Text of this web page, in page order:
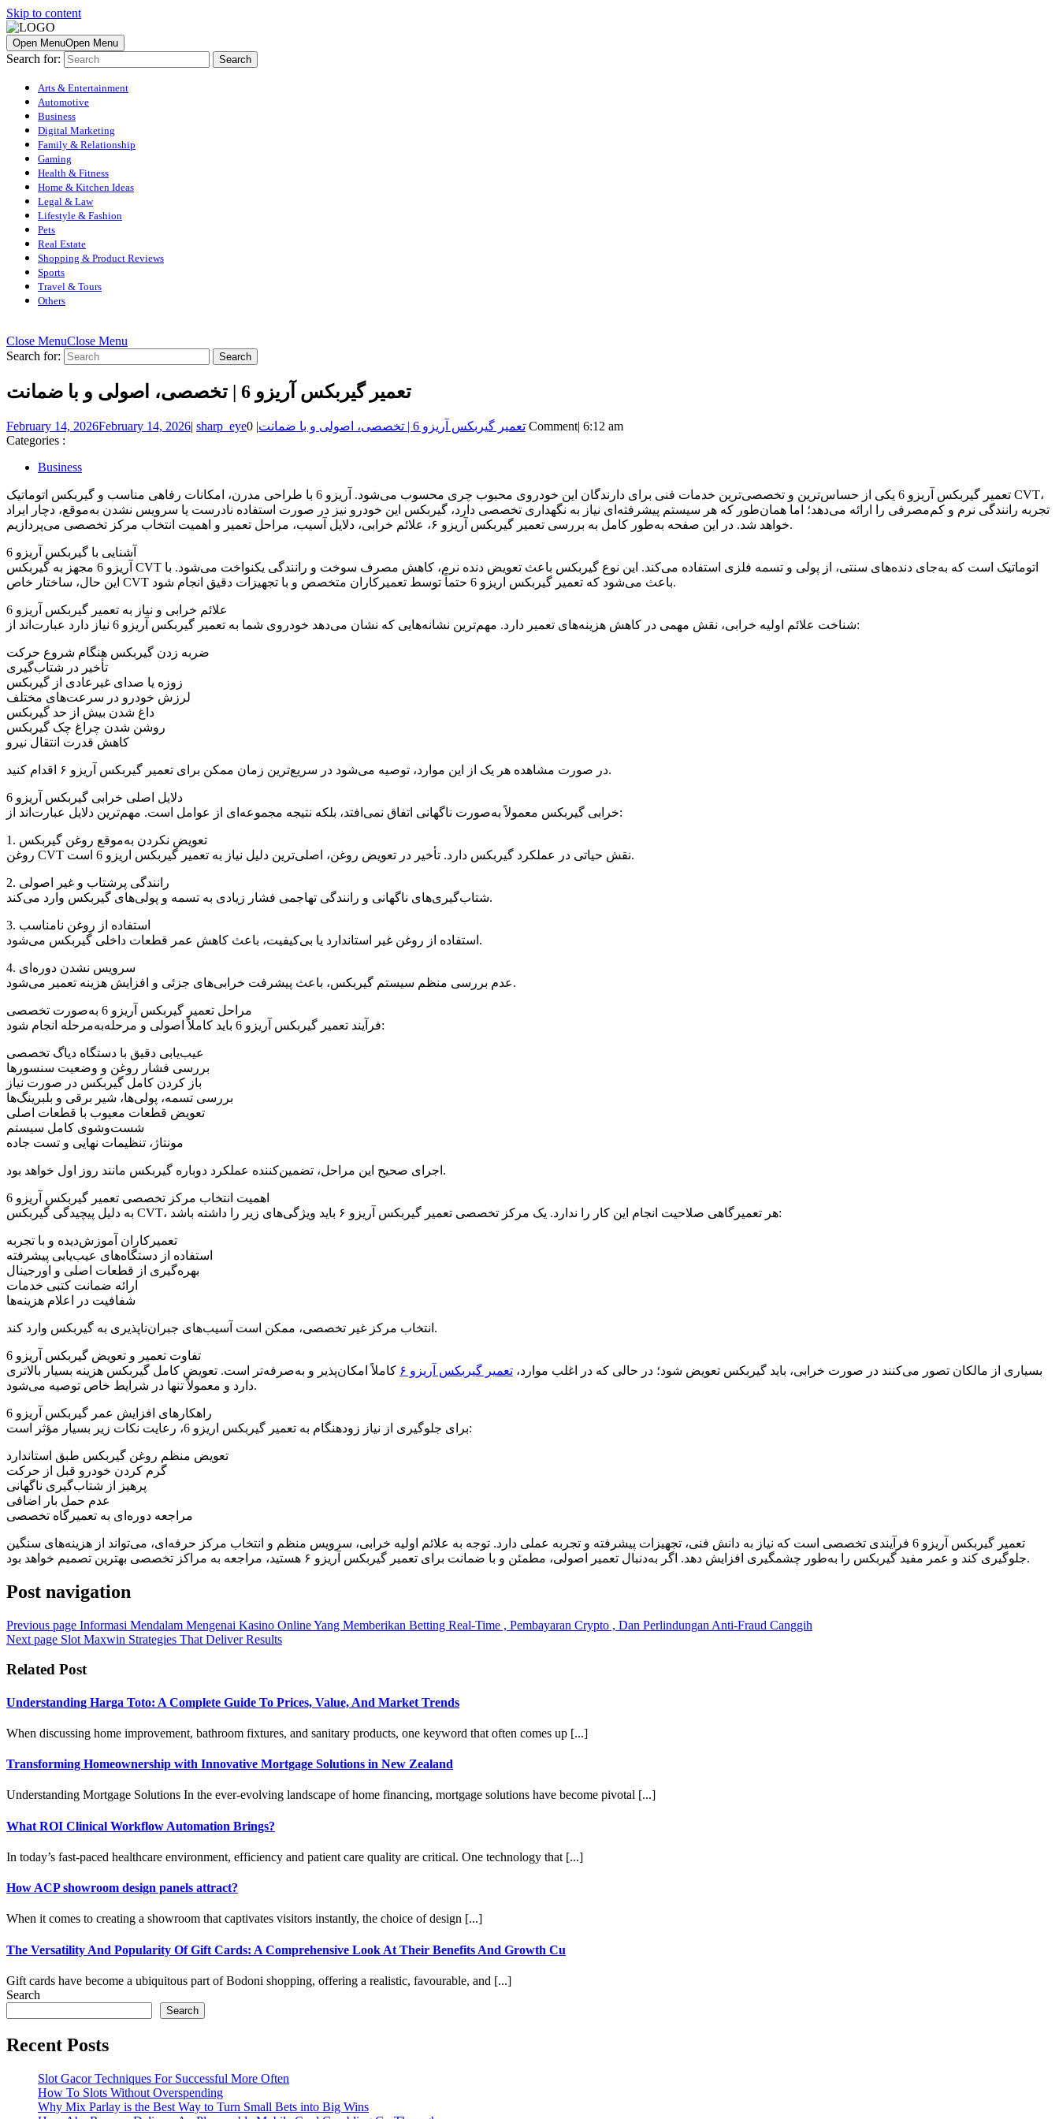
Skip to content
Open MenuOpen Menu
Search for:
Arts & Entertainment
Automotive
Business
Digital Marketing
Family & Relationship
Gaming
Health & Fitness
Home & Kitchen Ideas
Legal & Law
Lifestyle & Fashion
Pets
Real Estate
Shopping & Product Reviews
Sports
Travel & Tours
Others
Close MenuClose Menu
Search for:
تعمیر گیربکس آریزو 6 | تخصصی، اصولی و با ضمانت
February 14, 2026February 14, 2026| sharp_eye تعمیر گیربکس آریزو 6 | تخصصی، اصولی و با ضمانت | 0 Comment| 6:12 am
Categories :
Business
تعمیر گیربکس آریزو 6 یکی از حساس‌ترین و تخصصی‌ترین خدمات فنی برای دارندگان این خودروی محبوب چری محسوب می‌شود. آریزو 6 با طراحی مدرن، امکانات رفاهی مناسب و گیربکس اتوماتیک CVT،
تجربه رانندگی نرم و کم‌مصرفی را ارائه می‌دهد؛ اما همان‌طور که هر سیستم پیشرفته‌ای نیاز به نگهداری تخصصی دارد، گیربکس این خودرو نیز در صورت استفاده نادرست یا سرویس نشدن به‌موقع، دچار ایراد
خواهد شد. در این صفحه به‌طور کامل به بررسی تعمیر گیربکس آریزو ۶، علائم خرابی، دلایل آسیب، مراحل تعمیر و اهمیت انتخاب مرکز تخصصی می‌پردازیم.
آشنایی با گیربکس آریزو 6
آریزو 6 مجهز به گیربکس CVT اتوماتیک است که به‌جای دنده‌های سنتی، از پولی و تسمه فلزی استفاده می‌کند. این نوع گیربکس باعث تعویض دنده نرم، کاهش مصرف سوخت و رانندگی یکنواخت می‌شود. با
این حال، ساختار خاص CVT باعث می‌شود که تعمیر گیربکس اریزو 6 حتماً توسط تعمیرکاران متخصص و با تجهیزات دقیق انجام شود.
علائم خرابی و نیاز به تعمیر گیربکس آریزو 6
شناخت علائم اولیه خرابی، نقش مهمی در کاهش هزینه‌های تعمیر دارد. مهم‌ترین نشانه‌هایی که نشان می‌دهد خودروی شما به تعمیر گیربکس آریزو 6 نیاز دارد عبارت‌اند از:
ضربه زدن گیربکس هنگام شروع حرکت
تأخیر در شتاب‌گیری
زوزه یا صدای غیرعادی از گیربکس
لرزش خودرو در سرعت‌های مختلف
داغ شدن بیش از حد گیربکس
روشن شدن چراغ چک گیربکس
کاهش قدرت انتقال نیرو
در صورت مشاهده هر یک از این موارد، توصیه می‌شود در سریع‌ترین زمان ممکن برای تعمیر گیربکس آریزو ۶ اقدام کنید.
دلایل اصلی خرابی گیربکس آریزو 6
خرابی گیربکس معمولاً به‌صورت ناگهانی اتفاق نمی‌افتد، بلکه نتیجه مجموعه‌ای از عوامل است. مهم‌ترین دلایل عبارت‌اند از:
1. تعویض نکردن به‌موقع روغن گیربکس
روغن CVT نقش حیاتی در عملکرد گیربکس دارد. تأخیر در تعویض روغن، اصلی‌ترین دلیل نیاز به تعمیر گیربکس اریزو 6 است.
2. رانندگی پرشتاب و غیر اصولی
شتاب‌گیری‌های ناگهانی و رانندگی تهاجمی فشار زیادی به تسمه و پولی‌های گیربکس وارد می‌کند.
3. استفاده از روغن نامناسب
استفاده از روغن غیر استاندارد یا بی‌کیفیت، باعث کاهش عمر قطعات داخلی گیربکس می‌شود.
4. سرویس نشدن دوره‌ای
عدم بررسی منظم سیستم گیربکس، باعث پیشرفت خرابی‌های جزئی و افزایش هزینه تعمیر می‌شود.
مراحل تعمیر گیربکس آریزو 6 به‌صورت تخصصی
فرآیند تعمیر گیربکس آریزو 6 باید کاملاً اصولی و مرحله‌به‌مرحله انجام شود:
عیب‌یابی دقیق با دستگاه دیاگ تخصصی
بررسی فشار روغن و وضعیت سنسورها
باز کردن کامل گیربکس در صورت نیاز
بررسی تسمه، پولی‌ها، شیر برقی و بلبرینگ‌ها
تعویض قطعات معیوب با قطعات اصلی
شست‌وشوی کامل سیستم
مونتاژ، تنظیمات نهایی و تست جاده
اجرای صحیح این مراحل، تضمین‌کننده عملکرد دوباره گیربکس مانند روز اول خواهد بود.
اهمیت انتخاب مرکز تخصصی تعمیر گیربکس آریزو 6
به دلیل پیچیدگی گیربکس CVT، هر تعمیرگاهی صلاحیت انجام این کار را ندارد. یک مرکز تخصصی تعمیر گیربکس آریزو ۶ باید ویژگی‌های زیر را داشته باشد:
تعمیرکاران آموزش‌دیده و با تجربه
استفاده از دستگاه‌های عیب‌یابی پیشرفته
بهره‌گیری از قطعات اصلی و اورجینال
ارائه ضمانت کتبی خدمات
شفافیت در اعلام هزینه‌ها
انتخاب مرکز غیر تخصصی، ممکن است آسیب‌های جبران‌ناپذیری به گیربکس وارد کند.
تفاوت تعمیر و تعویض گیربکس آریزو 6
بسیاری از مالکان تصور می‌کنند در صورت خرابی، باید گیربکس تعویض شود؛ در حالی که در اغلب موارد، تعمیر گیربکس آریزو ۶
کاملاً امکان‌پذیر و به‌صرفه‌تر است. تعویض کامل گیربکس هزینه بسیار بالاتری
دارد و معمولاً تنها در شرایط خاص توصیه می‌شود.
راهکارهای افزایش عمر گیربکس آریزو 6
برای جلوگیری از نیاز زودهنگام به تعمیر گیربکس اریزو 6، رعایت نکات زیر بسیار مؤثر است:
تعویض منظم روغن گیربکس طبق استاندارد
گرم کردن خودرو قبل از حرکت
پرهیز از شتاب‌گیری ناگهانی
عدم حمل بار اضافی
مراجعه دوره‌ای به تعمیرگاه تخصصی
تعمیر گیربکس آریزو 6 فرآیندی تخصصی است که نیاز به دانش فنی، تجهیزات پیشرفته و تجربه عملی دارد. توجه به علائم اولیه خرابی، سرویس منظم و انتخاب مرکز حرفه‌ای، می‌تواند از هزینه‌های سنگین
جلوگیری کند و عمر مفید گیربکس را به‌طور چشمگیری افزایش دهد. اگر به‌دنبال تعمیر اصولی، مطمئن و با ضمانت برای تعمیر گیربکس آریزو ۶ هستید، مراجعه به مراکز تخصصی بهترین تصمیم خواهد بود.
Post navigation
Previous page Informasi Mendalam Mengenai Kasino Online Yang Memberikan Betting Real-Time , Pembayaran Crypto , Dan Perlindungan Anti-Fraud Canggih
Next page Slot Maxwin Strategies That Deliver Results
Related Post
Understanding Harga Toto: A Complete Guide To Prices, Value, And Market Trends
When discussing home improvement, bathroom fixtures, and sanitary products, one keyword that often comes up [...]
Transforming Homeownership with Innovative Mortgage Solutions in New Zealand
Understanding Mortgage Solutions In the ever-evolving landscape of home financing, mortgage solutions have become pivotal [...]
What ROI Clinical Workflow Automation Brings?
In today’s fast-paced healthcare environment, efficiency and patient care quality are critical. One technology that [...]
How ACP showroom design panels attract?
When it comes to creating a showroom that captivates visitors instantly, the choice of design [...]
The Versatility And Popularity Of Gift Cards: A Comprehensive Look At Their Benefits And Growth Cu
Gift cards have become a ubiquitous part of Bodoni shopping, offering a realistic, favourable, and [...]
Search
Search
Recent Posts
Slot Gacor Techniques For Successful More Often
How To Slots Without Overspending
Why Mix Parlay is the Best Way to Turn Small Bets into Big Wins